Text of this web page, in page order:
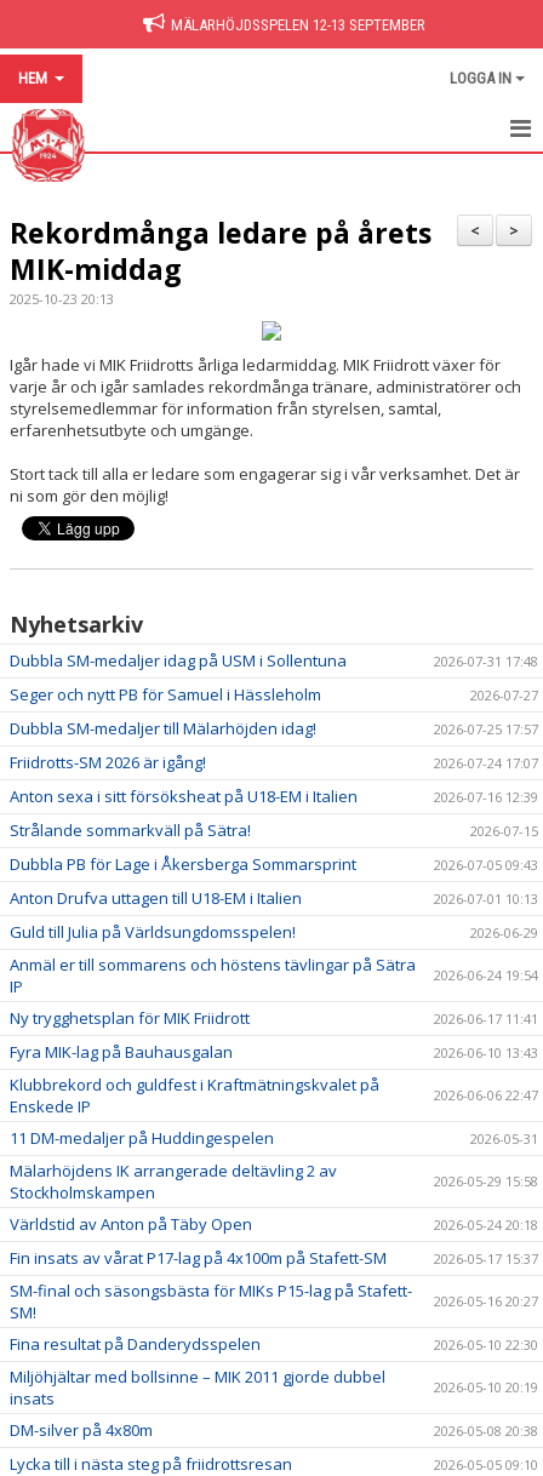
MÄLARHÖJDSSPELEN 12-13 SEPTEMBER
HEM LOGGA IN
HEM
NYHETER
BILDGALLERI
HITTA PÅ SIDAN
>
<
Rekordmånga ledare på årets
MIK-middag
2025-10-23 20:13
Igår hade vi MIK Friidrotts årliga ledarmiddag. MIK Friidrott växer för
varje år och igår samlades rekordmånga tränare, administratörer och
styrelsemedlemmar för information från styrelsen, samtal,
erfarenhetsutbyte och umgänge.
Stort tack till alla er ledare som engagerar sig i vår verksamhet. Det är
ni som gör den möjlig!
Nyhetsarkiv
Dubbla SM-medaljer idag på USM i Sollentuna 2026-07-31 17:48
Seger och nytt PB för Samuel i Hässleholm 2026-07-27
Dubbla SM-medaljer till Mälarhöjden idag! 2026-07-25 17:57
Friidrotts-SM 2026 är igång! 2026-07-24 17:07
Anton sexa i sitt försöksheat på U18-EM i Italien 2026-07-16 12:39
Strålande sommarkväll på Sätra! 2026-07-15
Dubbla PB för Lage i Åkersberga Sommarsprint 2026-07-05 09:43
Anton Drufva uttagen till U18-EM i Italien 2026-07-01 10:13
Guld till Julia på Världsungdomsspelen! 2026-06-29
Anmäl er till sommarens och höstens tävlingar på Sätra
IP
2026-06-24 19:54
Ny trygghetsplan för MIK Friidrott 2026-06-17 11:41
Fyra MIK-lag på Bauhausgalan 2026-06-10 13:43
Klubbrekord och guldfest i Kraftmätningskvalet på
Enskede IP
2026-06-06 22:47
11 DM-medaljer på Huddingespelen 2026-05-31
Mälarhöjdens IK arrangerade deltävling 2 av
Stockholmskampen
2026-05-29 15:58
Världstid av Anton på Täby Open 2026-05-24 20:18
Fin insats av vårat P17-lag på 4x100m på Stafett-SM 2026-05-17 15:37
SM-final och säsongsbästa för MIKs P15-lag på Stafett-
SM!
2026-05-16 20:27
Fina resultat på Danderydsspelen 2026-05-10 22:30
Miljöhjältar med bollsinne – MIK 2011 gjorde dubbel
insats
2026-05-10 20:19
DM-silver på 4x80m 2026-05-08 20:38
Lycka till i nästa steg på friidrottsresan 2026-05-05 09:10